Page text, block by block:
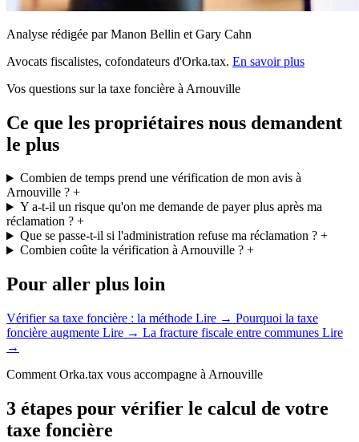
Analyse rédigée par Manon Bellin et Gary Cahn
Avocats fiscalistes, cofondateurs d'Orka.tax. En savoir plus
Vos questions sur la taxe foncière à Arnouville
Ce que les propriétaires nous demandent
le plus
Combien de temps prend une vérification de mon avis à
Arnouville ? +
Y a-t-il un risque qu'on me demande de payer plus après ma
réclamation ? +
Que se passe-t-il si l'administration refuse ma réclamation ?+
Combien coûte la vérification à Arnouville ?+
Pour aller plus loin
Vérifier sa taxe foncière : la méthode Lire → Pourquoi la taxe
foncière augmente Lire → La fracture fiscale entre communes Lire
→
Comment Orka.tax vous accompagne à Arnouville
3 étapes pour vérifier le calcul de votre
taxe foncière